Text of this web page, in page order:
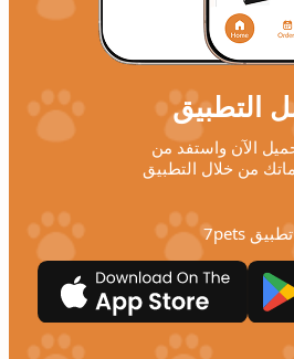
التطبيق
الآن واستفد من
من خلال التطبيق
تطبيق 7pets